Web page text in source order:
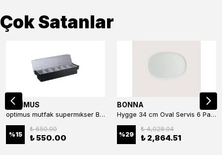
Çok Satanlar
OPTİMUS
optimus mutfak supermıkser Bar Konteyner 6'lı 50×16×9 cm Kapaklı Polikarbon Organizer Bar & Kafe
%15
₺ 650.00
₺ 550.00
BONNA
Hygge 34 cm Oval Servis 6 Parça
%29
₺ 4,028.04
₺ 2,864.51